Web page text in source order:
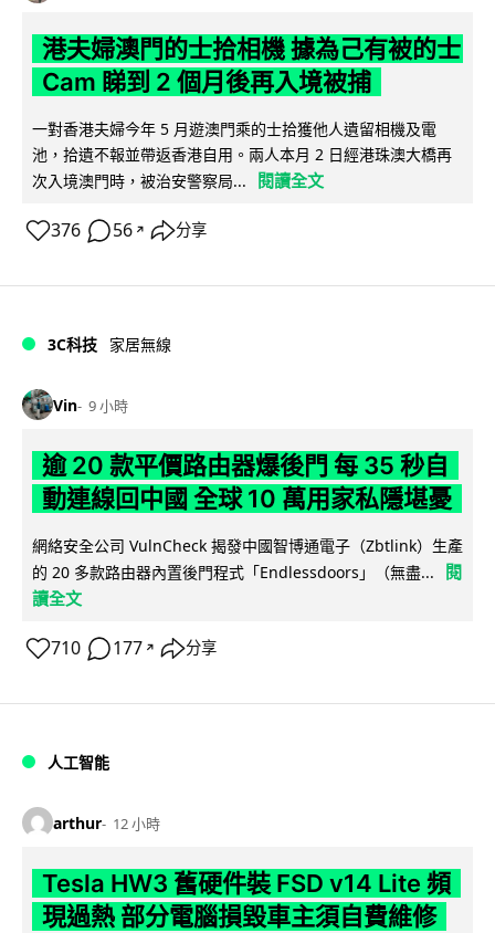
港夫婦澳門的士拾相機 據為己有被的士
Cam 睇到 2 個月後再入境被捕
一對香港夫婦今年 5 月遊澳門乘的士拾獲他人遺留相機及電
池，拾遺不報並帶返香港自用。兩人本月 2 日經港珠澳大橋再
次入境澳門時，被治安警察局...
閱讀全文
376 56 ↗ 分享
3C科技 家居無線
Vin 9 小時
逾 20 款平價路由器爆後門 每 35 秒自
動連線回中國 全球 10 萬用家私隱堪憂
網絡安全公司 VulnCheck 揭發中國智博通電子（Zbtlink）生產
的 20 多款路由器內置後門程式「Endlessdoors」（無盡...
閱
讀全文
710 177 ↗ 分享
人工智能
arthur 12 小時
Tesla HW3 舊硬件裝 FSD v14 Lite 頻
現過熱 部分電腦損毀車主須自費維修